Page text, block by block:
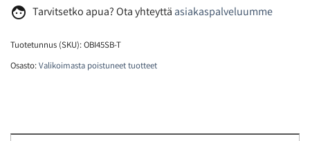
face Tarvitsetko apua? Ota yhteyttä asiakaspalveluumme
Tuotetunnus (SKU):OBI45SB-T
Osasto:Valikoimasta poistuneet tuotteet